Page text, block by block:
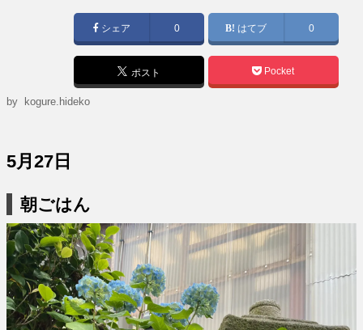
シェア 0 はてブ 0
ポスト Pocket
by kogure.hideko
5月27日
朝ごはん